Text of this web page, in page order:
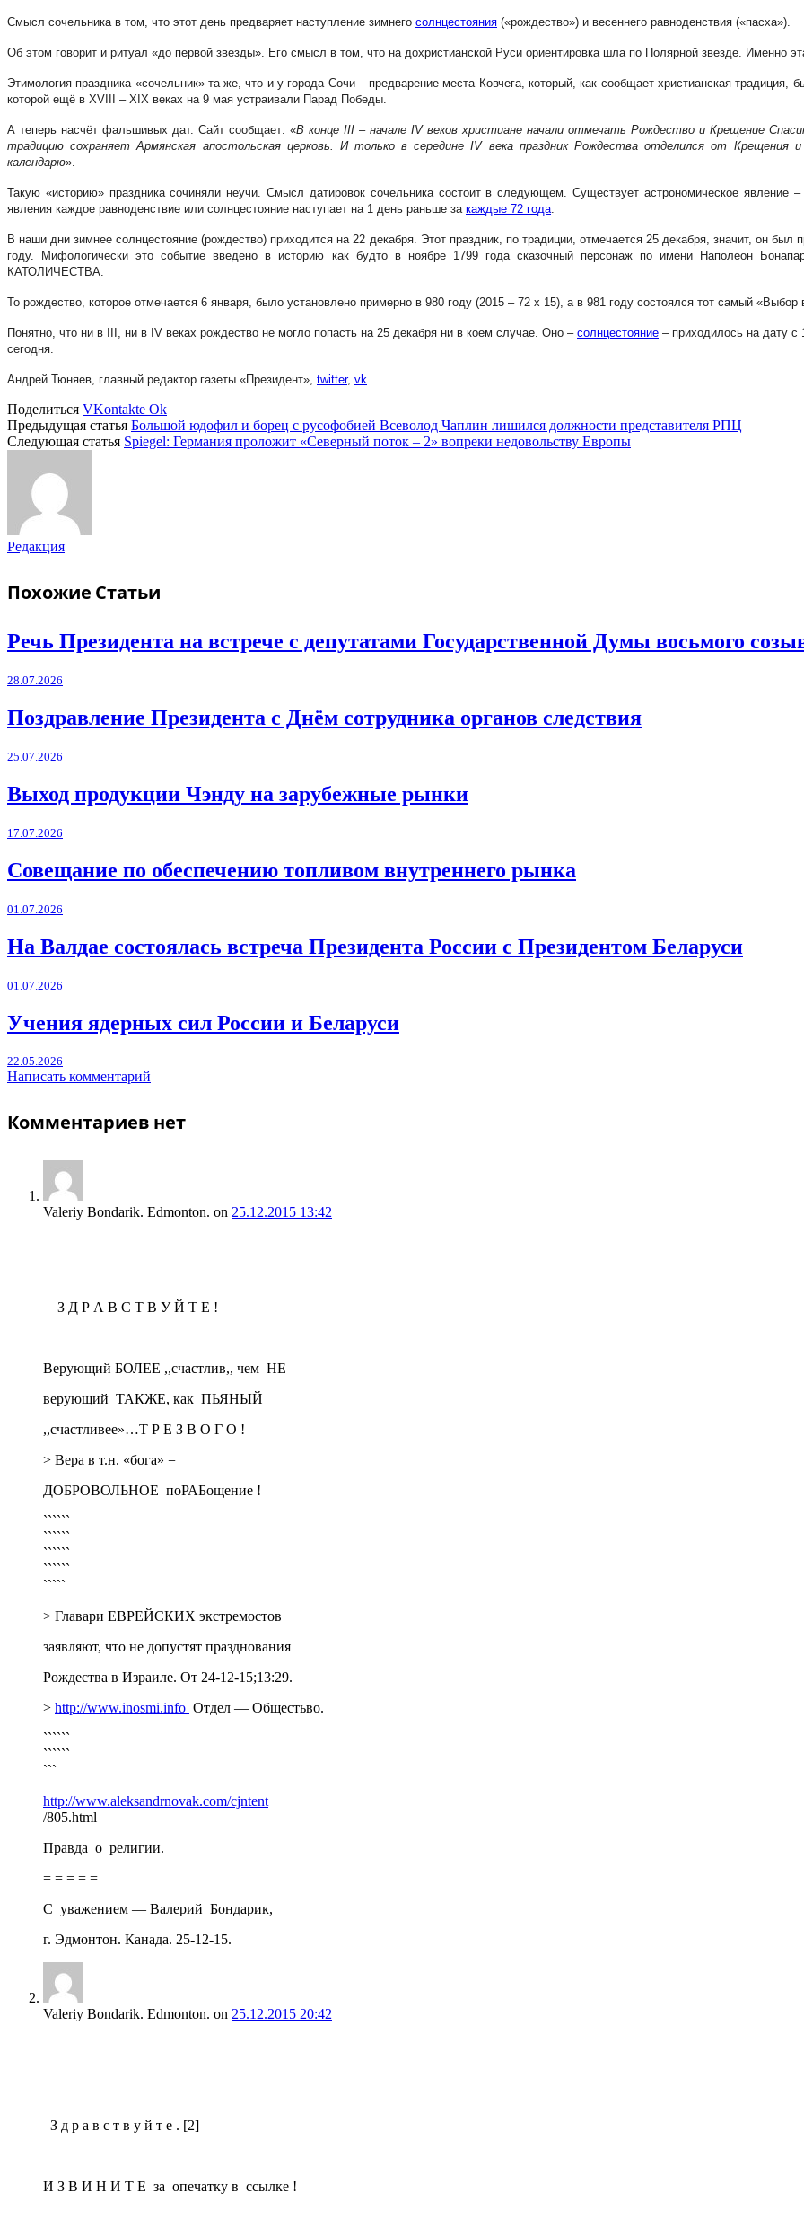
Смысл сочельника в том, что этот день предваряет наступление зимнего солнцестояния («рождество») и весеннего равноденствия («пасха»).
Об этом говорит и ритуал «до первой звезды». Его смысл в том, что на дохристианской Руси ориентировка шла по Полярной звезде. Именно
Этимология праздника «сочельник» та же, что и у города Сочи – предварение места Ковчега, который, как сообщает христианская
которой ещё в XVIII – XIX веках на 9 мая устраивали Парад Победы.
А теперь насчёт фальшивых дат. Сайт сообщает: «В конце III – начале IV веков христиане начали отмечать Рождество и Крещение
традицию сохраняет Армянская апостольская церковь. И только в середине IV века праздник Рождества отделился от Крещения
календарю».
Такую «историю» праздника сочиняли неучи. Смысл датировок сочельника состоит в следующем. Существует астрономическое явление
явления каждое равноденствие или солнцестояние наступает на 1 день раньше за каждые 72 года.
В наши дни зимнее солнцестояние (рождество) приходится на 22 декабря. Этот праздник, по традиции, отмечается 25 декабря, значит, он
году. Мифологически это событие введено в историю как будто в ноябре 1799 года сказочный персонаж по имени Наполеон
КАТОЛИЧЕСТВА.
То рождество, которое отмечается 6 января, было установлено примерно в 980 году (2015 – 72 x 15), а в 981 году состоялся тот самый
Понятно, что ни в III, ни в IV веках рождество не могло попасть на 25 декабря ни в коем случае. Оно – солнцестояние – приходилось на дату с
сегодня.
Андрей Тюняев, главный редактор газеты «Президент», twitter, vk
Поделиться VKontakte Ok
Предыдущая статья Большой юдофил и борец с русофобией Всеволод Чаплин лишился должности представителя РПЦ
Следующая статья Spiegel: Германия проложит «Северный поток – 2» вопреки недовольству Европы
Редакция
Похожие Статьи
Речь Президента на встрече с депутатами Государственной Думы восьмого
28.07.2026
Поздравление Президента с Днём сотрудника органов следствия
25.07.2026
Выход продукции Чэнду на зарубежные рынки
17.07.2026
Совещание по обеспечению топливом внутреннего рынка
01.07.2026
На Валдае состоялась встреча Президента России с Президентом Беларуси
01.07.2026
Учения ядерных сил России и Беларуси
22.05.2026
Написать комментарий
Комментариев нет
Valeriy Bondarik. Edmonton. on 25.12.2015 13:42
З Д Р А В С Т В У Й Т Е !
Верующий БОЛЕЕ ,,счастлив,, чем НЕ
верующий ТАКЖЕ, как ПЬЯНЫЙ
,,счастливее»…Т Р Е З В О Г О !
> Вера в т.н. «бога» =
ДОБРОВОЛЬНОЕ поРАБощение !
``````
``````
``````
``````
`````
> Главари ЕВРЕЙСКИХ экстремостов
заявляют, что не допустят празднования
Рождества в Израиле. От 24-12-15;13:29.
> http://www.inosmi.info Отдел — Общестьво.
``````
``````
```
http://www.aleksandrnovak.com/cjntent
/805.html
Правда о религии.
= = = = =
С уважением — Валерий Бондарик,
г. Эдмонтон. Канада. 25-12-15.
Valeriy Bondarik. Edmonton. on 25.12.2015 20:42
З д р а в с т в у й т е . [2]
И З В И Н И Т Е за опечатку в ссылке !